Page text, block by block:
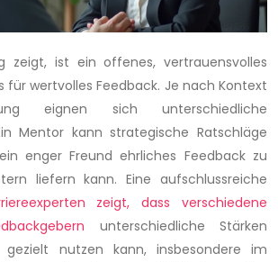
zeigt, ist ein offenes, vertrauensvolles
für wertvolles Feedback. Je nach Kontext
eignen sich unterschiedliche
Mentor kann strategische Ratschläge
enger Freund ehrliches Feedback zu
liefern kann. Eine aufschlussreiche
zeigt, dass verschiedene
unterschiedliche Stärken
nutzen kann, insbesondere im